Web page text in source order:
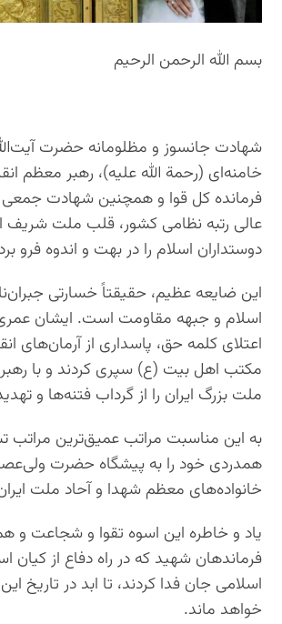
بسم الله الرحمن الرحیم
شهادت جانسوز و مظلومانه‌ حضرت
خامنه‌ای (رحمة الله علیه)، رهبر معظم
فرمانده کل قوا و همچنین شهادت جمعی
عالی‌ رتبه نظامی کشور، قلب ملت شریف
دوستداران اسلام را در بهت و اندوه فرو
این ضایعه‌ عظیم، حقیقتاً خسارتی
اسلام و جبهه مقاومت است. ایشان عمری
اعتلای کلمه حق، پاسداری از آرمان‌های
مکتب اهل بیت (ع) سپری کردند و با
ملت بزرگ ایران را از گرداب فتنه‌ها و
به این مناسبت مراتب عمیق‌ترین مراتب
همدردی خود را به پیشگاه حضرت
خانواده‌های معظم شهدا و آحاد ملت
یاد و خاطره‌ این اسوه‌ تقوا و شجاعت و
فرماندهان شهید که در راه دفاع از کیان
اسلامی جان فدا کردند، تا ابد در تاریخ
خواهد ماند.